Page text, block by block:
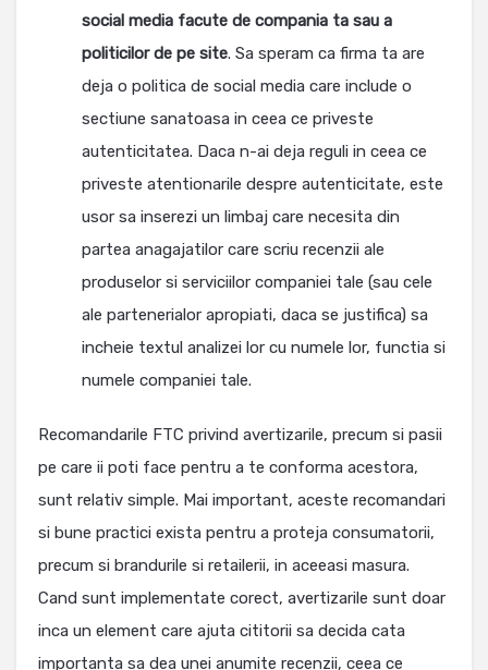
social media facute de compania ta sau a
politicilor de pe site. Sa speram ca firma ta are
deja o politica de social media care include o
sectiune sanatoasa in ceea ce priveste
autenticitatea. Daca n-ai deja reguli in ceea ce
priveste atentionarile despre autenticitate, este
usor sa inserezi un limbaj care necesita din
partea anagajatilor care scriu recenzii ale
produselor si serviciilor companiei tale (sau cele
ale partenerialor apropiati, daca se justifica) sa
incheie textul analizei lor cu numele lor, functia si
numele companiei tale.
Recomandarile FTC privind avertizarile, precum si pasii
pe care ii poti face pentru a te conforma acestora,
sunt relativ simple. Mai important, aceste recomandari
si bune practici exista pentru a proteja consumatorii,
precum si brandurile si retailerii, in aceeasi masura.
Cand sunt implementate corect, avertizarile sunt doar
inca un element care ajuta cititorii sa decida cata
importanta sa dea unei anumite recenzii, ceea ce